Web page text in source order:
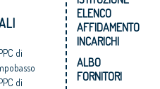
di
di
ELENCO
AFFIDAMENTO
INCARICHI
ALBO
FORNITORI